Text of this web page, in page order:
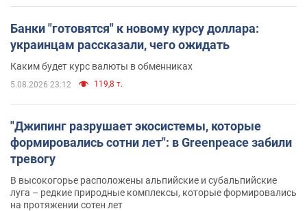
Банки "готовятся" к новому курсу доллара:
украинцам рассказали, чего ожидать
Каким будет курс валюты в обменниках
5.08.2026 23:12 119,8 т.
"Джипинг разрушает экосистемы, которые
формировались сотни лет": в Greenpeace забили
тревогу
В высокогорье расположены альпийские и субальпийские
луга – редкие природные комплексы, которые формировались
на протяжении сотен лет